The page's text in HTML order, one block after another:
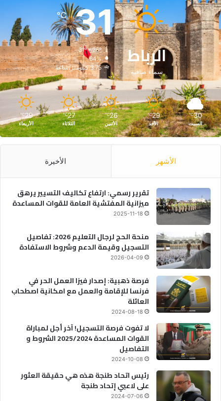
الرباط
سماء صافية
31
℃
31º - 26º
64%
3.75 كيلومتر/ساعة
30
℃
السبت
29
℃
الأحد
26
℃
الأثنين
27
℃
الثلاثاء
29
℃
الأربعاء
الأشهر الأخيرة
تقرير رسمي: ارتفاع تكاليف التسيير يرهق
ميزانية المفتشية العامة للقوات المساعدة
2025-11-18
منحة الحج لرجال التعليم 2026: تفاصيل
التسجيل وقيمة الدعم وشروط الاستفادة
2026-04-09
فرصة ذهبية: إصدار فيزا العمل الحر في
فرنسا للإقامة والعمل مع امكانية اصطحاب
العائلة
2024-08-18
لا تفوت فرصة التسجيل! آخر أجل لمباراة
القوات المساعدة 2025/2024 الشروط و
التفاصيل
2024-10-08
رئيس اتحاد طنجة هذه هي حقيقة العثور
على لاعبي إتحاد طنجة
2024-07-06